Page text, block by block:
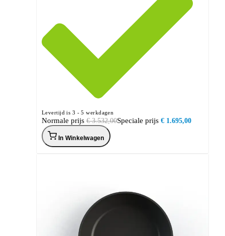
Levertijd is 3 - 5 werkdagen
Speciale prijs € 1.695,00
Normale prijs € 3.532,00
In Winkelwagen